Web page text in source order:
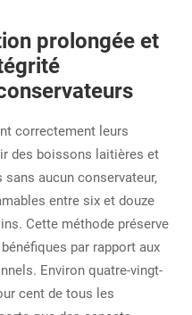
prolongée et
correctement leurs
des boissons laitières et
aucun conservateur,
entre six et douze
Cette méthode préserve
par rapport aux
Environ quatre-vingt-
cent de tous les